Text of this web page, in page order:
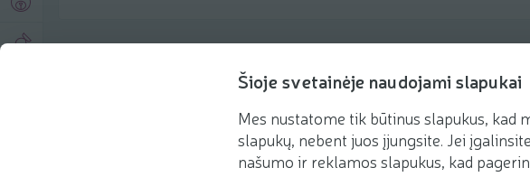
Šioje svetainėje naudojami slapukai
Mes nustatome tik būtinus slapukus, kad
slapukų, nebent juos įjungsite. Jei
našumo ir reklamos slapukus, kad
Produkto aprašymas
Rekomenduojame Receptai